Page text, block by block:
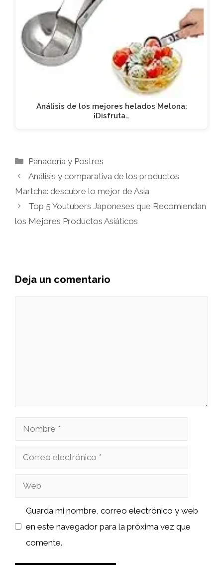
Análisis de los mejores helados Melona:
¡Disfruta…
Categorías
Panadería y Postres
Análisis y comparativa de los productos
Martcha: descubre lo mejor de Asia
Top 5 Youtubers Japoneses que Recomiendan
los Mejores Productos Asiáticos
Deja un comentario
Nombre
Correo
Web
Guarda mi nombre, correo electrónico y web
en este navegador para la próxima vez que
comente.